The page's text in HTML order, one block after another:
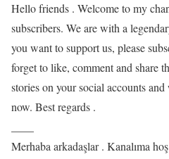
Hello friends . Welcome to my
subscribers. We are with a
you want to support us, please
forget to like, comment and share
stories on your social accounts
now. Best regards .
Merhaba arkadaşlar . Kanalıma